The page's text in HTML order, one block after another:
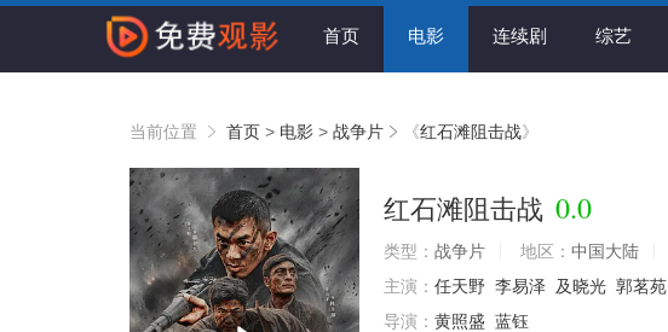
首页 电影 连续剧 综艺
当前位置 首页 > 电影 > 战争片 《红石滩阻击战》
红石滩阻击战 0.0
类型： 战争片 地区： 中国大陆
主演： 任天野 李易泽 及晓光 郭茗苑
导演： 黄照盛 蓝钰